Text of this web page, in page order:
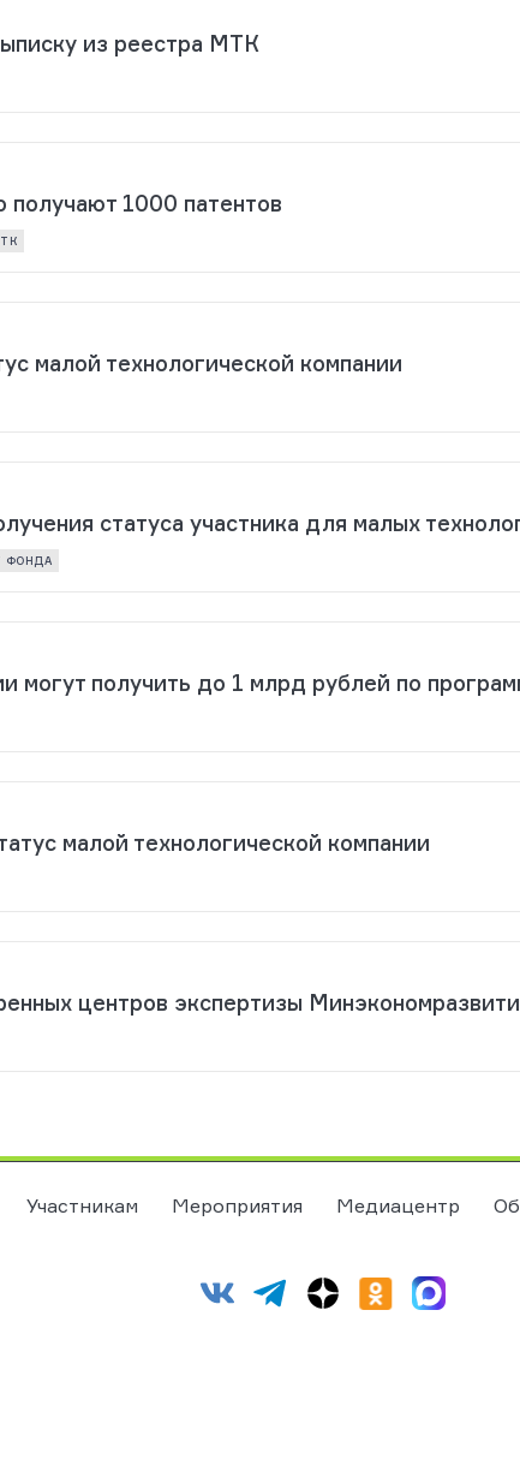
из реестра МТК
1000 патентов
малой технологической компании
статуса участника для малых
ФОНДА
могут получить до 1 млрд рублей по
малой технологической компании
центров экспертизы
Участникам Мероприятия Медиацентр